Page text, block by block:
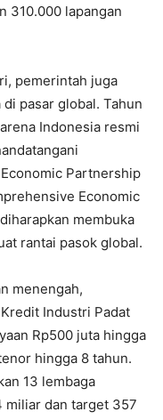
310.000 lapangan
pemerintah juga
pasar global. Tahun
Indonesia resmi
Partnership
Economic
membuka
rantai pasok global.
menengah,
Industri Padat
Rp500 juta hingga
hingga 8 tahun.
13 lembaga
miliar dan target 357